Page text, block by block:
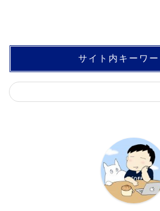
サイト内キーワ